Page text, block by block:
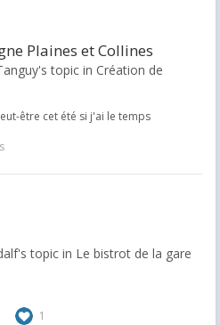
Plaines et Collines
topic in Création de
être cet été si j'ai le temps
topic in Le bistrot de la gare
1